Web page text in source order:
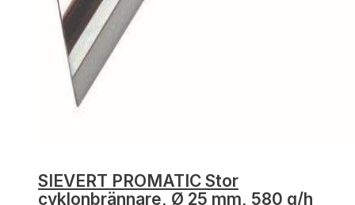
SIEVERT PROMATIC Stor
cyklonbrännare, Ø 25 mm, 580 g/h